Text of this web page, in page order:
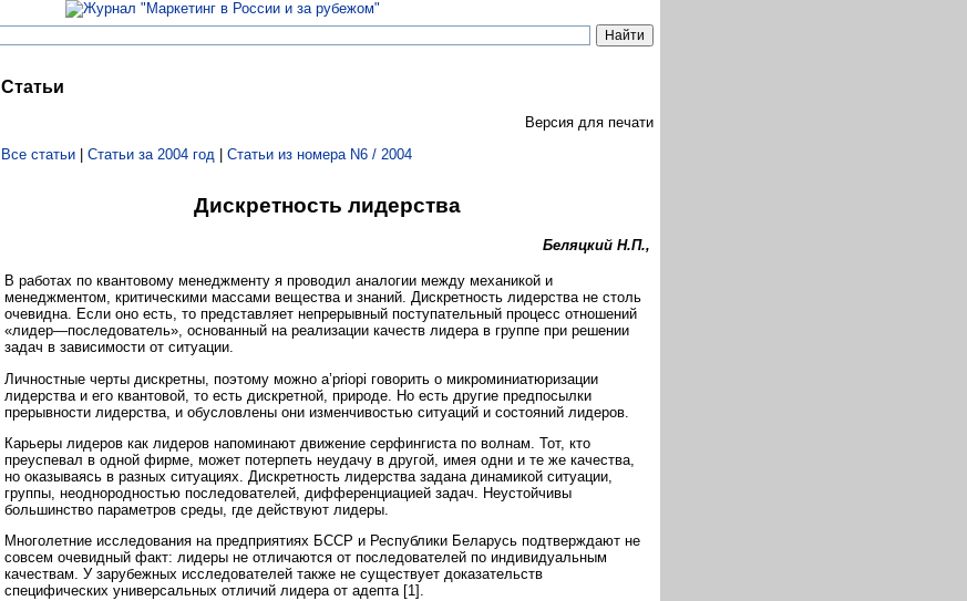
Статьи
Версия для печати
Все статьи | Статьи за 2004 год | Статьи из номера N6 / 2004
Дискретность лидерства
Беляцкий Н.П.,
В работах по квантовому менеджменту я проводил аналогии между механикой и
менеджментом, критическими массами вещества и знаний. Дискретность лидерства не столь
очевидна. Если оно есть, то представляет непрерывный поступательный процесс отношений
«лидер—последователь», основанный на реализации качеств лидера в группе при решении
задач в зависимости от ситуации.
Личностные черты дискретны, поэтому можно a’priopi говорить о микроминиатюризации
лидерства и его квантовой, то есть дискретной, природе. Но есть другие предпосылки
прерывности лидерства, и обусловлены они изменчивостью ситуаций и состояний лидеров.
Карьеры лидеров как лидеров напоминают движение серфингиста по волнам. Тот, кто
преуспевал в одной фирме, может потерпеть неудачу в другой, имея одни и те же качества,
но оказываясь в разных ситуациях. Дискретность лидерства задана динамикой ситуации,
группы, неоднородностью последователей, дифференциацией задач. Неустойчивы
большинство параметров среды, где действуют лидеры.
Многолетние исследования на предприятиях БССР и Республики Беларусь подтверждают не
совсем очевидный факт: лидеры не отличаются от последователей по индивидуальным
качествам. У зарубежных исследователей также не существует доказательств
специфических универсальных отличий лидера от адепта [1].